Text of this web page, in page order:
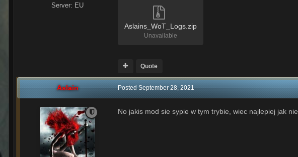
Server: EU
Aslains_WoT_Logs.zip
Unavailable
Quote
Aslain PostedSeptember 28, 2021
No jakis mod sie sypie w tym trybie, wiec najlepiej jak